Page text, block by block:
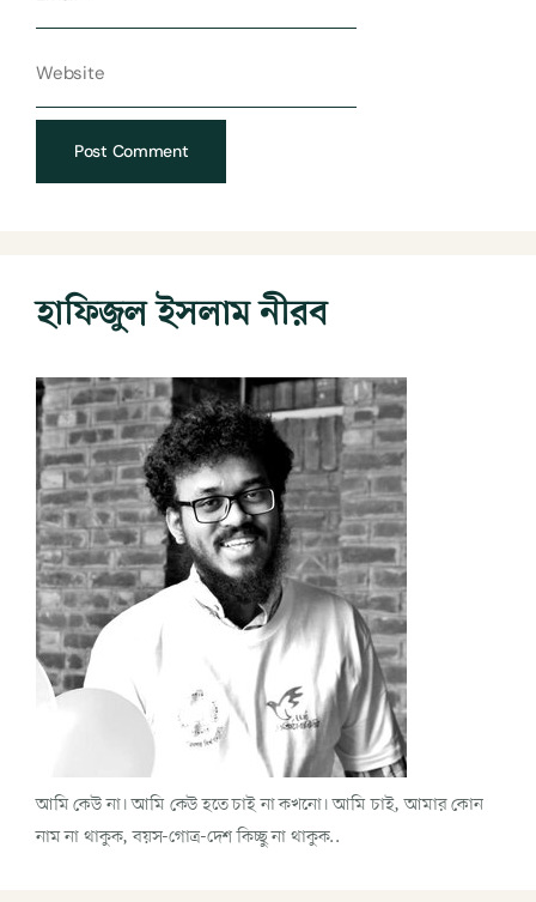
হাফিজুল ইসলাম নীরব
আমি কেউ না। আমি কেউ হতে চাই না কখনো। আমি চাই, আমার কোন
নাম না থাকুক, বয়স-গোত্র-দেশ কিচ্ছু না থাকুক..